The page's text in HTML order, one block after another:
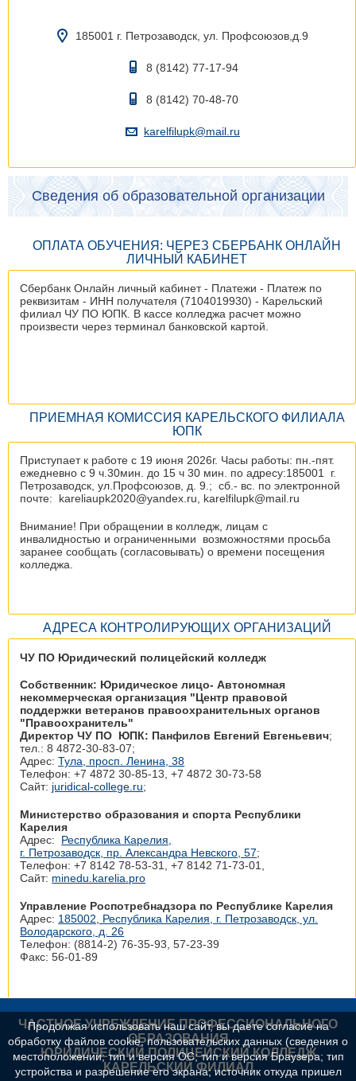
185001 г. Петрозаводск, ул. Профсоюзов,д.9
8 (8142) 77-17-94
8 (8142) 70-48-70
karelfilupk@mail.ru
Сведения об образовательной организации
ОПЛАТА ОБУЧЕНИЯ: ЧЕРЕЗ СБЕРБАНК ОНЛАЙН
ЛИЧНЫЙ КАБИНЕТ
Сбербанк Онлайн личный кабинет - Платежи - Платеж по
реквизитам - ИНН получателя (7104019930) - Карельский
филиал ЧУ ПО ЮПК. В кассе колледжа расчет можно
произвести через терминал банковской картой.
ПРИЕМНАЯ КОМИССИЯ КАРЕЛЬСКОГО ФИЛИАЛА
ЮПК
Приступает к работе с 19 июня 2026г. Часы работы: пн.-пят.
ежедневно с 9 ч.30мин. до 15 ч 30 мин. по адресу:185001 г.
Петрозаводск, ул.Профсоюзов, д. 9.; сб.- вс. по электронной
почте: kareliaupk2020@yandex.ru, karelfilupk@mail.ru
Внимание! При обращении в колледж, лицам с
инвалидностью и ограниченными возможностями просьба
заранее сообщать (согласовывать) о времени посещения
колледжа.
АДРЕСА КОНТРОЛИРУЮЩИХ ОРГАНИЗАЦИЙ
ЧУ ПО Юридический полицейский колледж
Собственник: Юридическое лицо- Автономная
некоммерческая организация "Центр правовой
поддержки ветеранов правоохранительных органов
"Правоохранитель"
Директор ЧУ ПО ЮПК: Панфилов Евгений Евгеньевич;
тел.: 8 4872-30-83-07;
Адрес:Тула, просп. Ленина, 38
Телефон: +7 4872 30‑85-13, +7 4872 30‑73-58
Сайт: juridical-college.ru;
Министерство образования и спорта Республики
Карелия
Адрес: Республика Карелия,
г. Петрозаводск, пр. Александра Невского, 57;
Телефон: +7 8142 78‑53-31, +7 8142 71‑73-01,
Сайт: minedu.karelia.pro
Управление Роспотребнадзора по Республике Карелия
Адрес: 185002, Республика Карелия, г. Петрозаводск, ул.
Володарского, д. 26
Телефон: (8814-2) 76-35-93, 57-23-39
Факс: 56-01-89
ЧАСТНОЕ УЧРЕЖДЕНИЕ ПРОФЕССИОНАЛЬНОГО
ОБРАЗОВАНИЯ
ЮРИДИЧЕСКИЙ ПОЛИЦЕЙСКИЙ КОЛЛЕДЖ
КАРЕЛЬСКИЙ ФИЛИАЛ
Продолжая использовать наш сайт, вы даете согласие на
обработку файлов cookie, пользовательских данных (сведения о
местоположении; тип и версия ОС; тип и версия Браузера; тип
устройства и разрешение его экрана; источник откуда пришел